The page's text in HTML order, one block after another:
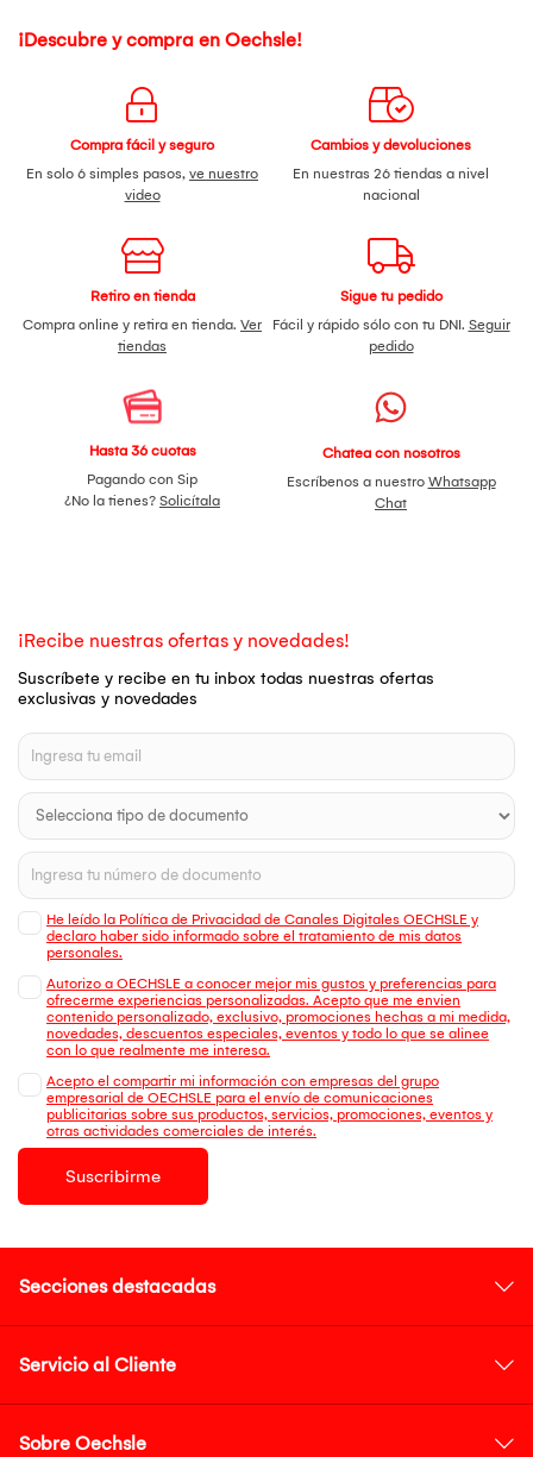
¡Descubre y compra en Oechsle!
Compra fácil y seguro
En solo 6 simples pasos, ve nuestro
video
Cambios y devoluciones
En nuestras 26 tiendas a nivel
nacional
Retiro en tienda
Compra online y retira en tienda. Ver
tiendas
Sigue tu pedido
Fácil y rápido sólo con tu DNI. Seguir
pedido
Hasta 36 cuotas
Pagando con Sip
¿No la tienes? Solicítala
Chatea con nosotros
Escríbenos a nuestro Whatsapp
Chat
¡Recibe nuestras ofertas y novedades!
Suscríbete y recibe en tu inbox todas nuestras ofertas
exclusivas y novedades
He leído la Política de Privacidad de Canales Digitales OECHSLE y
declaro haber sido informado sobre el tratamiento de mis datos
personales.
Autorizo a OECHSLE a conocer mejor mis gustos y preferencias para
ofrecerme experiencias personalizadas. Acepto que me envien
contenido personalizado, exclusivo, promociones hechas a mi medida,
novedades, descuentos especiales, eventos y todo lo que se alinee
con lo que realmente me interesa.
Acepto el compartir mi información con empresas del grupo
empresarial de OECHSLE para el envío de comunicaciones
publicitarias sobre sus productos, servicios, promociones, eventos y
otras actividades comerciales de interés.
Suscribirme
Secciones destacadas
Servicio al Cliente
Sobre Oechsle